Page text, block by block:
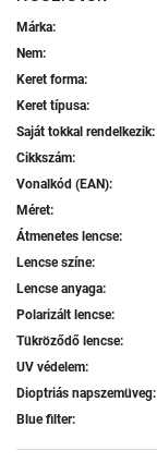
Márka:
Nem:
Keret forma:
Keret típusa:
Saját tokkal rendelkezik:
Cikkszám:
Vonalkód (EAN):
Méret:
Átmenetes lencse:
Lencse színe:
Lencse anyaga:
Polarizált lencse:
Tükröződő lencse:
UV védelem:
Dioptriás napszemüveg:
Blue filter: